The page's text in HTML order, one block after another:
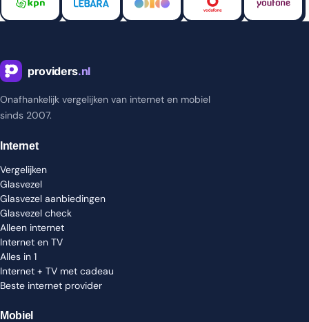
Onafhankelijk vergelijken van internet en mobiel
sinds 2007.
Internet
Vergelijken
Glasvezel
Glasvezel aanbiedingen
Glasvezel check
Alleen internet
Internet en TV
Alles in 1
Internet + TV met cadeau
Beste internet provider
Mobiel